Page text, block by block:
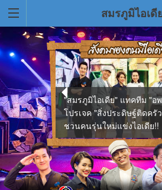
สมรภูมิไอเดี
"สมรภูมิไอเดีย" แทคทีม "อ
โปรเจค "สิ่งประดิษฐ์ติดครั
ชวนคนรุ่นใหม่แข่งไอเดีย!!
1 of 2